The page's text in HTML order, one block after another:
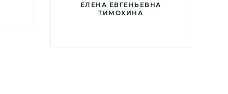
ЕЛЕНА ЕВГЕНЬЕВНА
ТИМОХИНА